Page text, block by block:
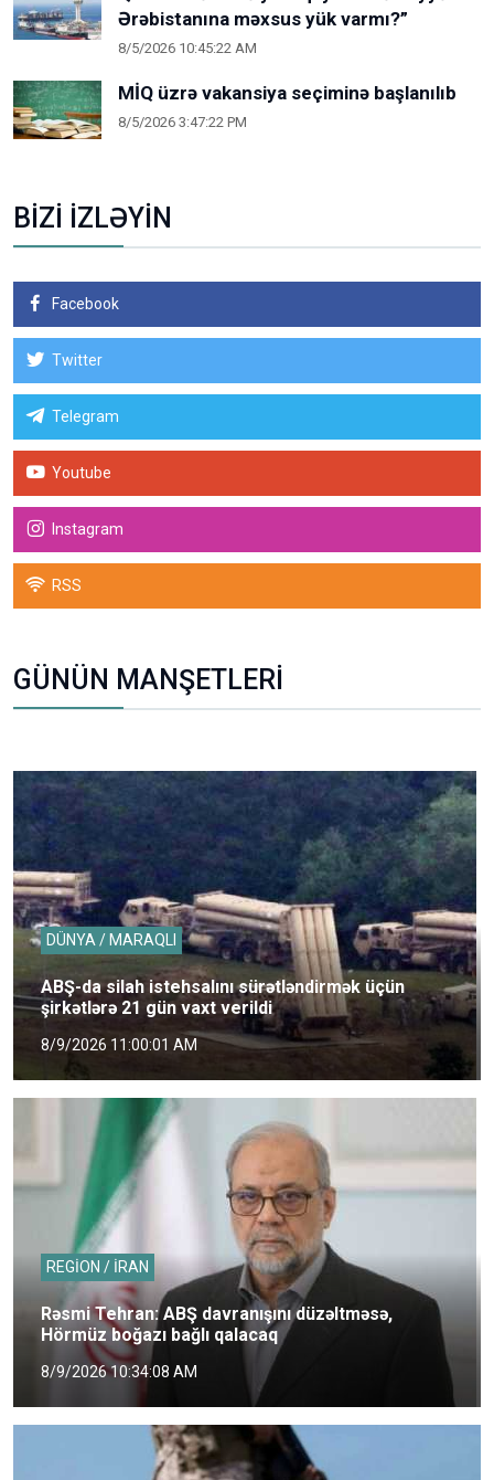
Ərəbistanına məxsus yük varmı?”
8/5/2026 10:45:22 AM
MİQ üzrə vakansiya seçiminə başlanılıb
8/5/2026 3:47:22 PM
BİZİ İZLƏYİN
Facebook
Twitter
Telegram
Youtube
Instagram
RSS
GÜNÜN MANŞETLERİ
DÜNYA / MARAQLI
ABŞ-da silah istehsalını sürətləndirmək üçün
şirkətlərə 21 gün vaxt verildi
8/9/2026 11:00:01 AM
REGİON / İRAN
Rəsmi Tehran: ABŞ davranışını düzəltməsə,
Hörmüz boğazı bağlı qalacaq
8/9/2026 10:34:08 AM